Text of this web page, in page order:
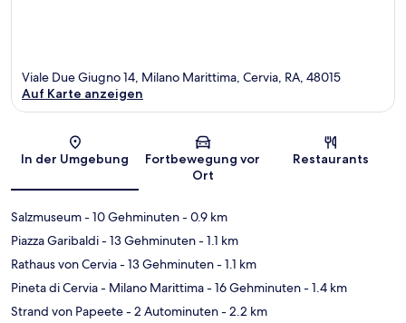
Karte
Viale Due Giugno 14, Milano Marittima, Cervia, RA, 48015
Auf Karte anzeigen
In der Umgebung
Fortbewegung vor
Ort
Restaurants
Salzmuseum- 10 Gehminuten- 0.9 km
Piazza Garibaldi- 13 Gehminuten- 1.1 km
Rathaus von Cervia- 13 Gehminuten- 1.1 km
Pineta di Cervia - Milano Marittima- 16 Gehminuten- 1.4 km
Strand von Papeete- 2 Autominuten- 2.2 km